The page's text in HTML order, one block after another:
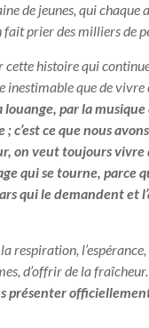
de jeunes, qui
fait prier des milliers de
cette histoire qui
inestimable que de vivre
par la
c’est ce que nous
on veut toujours
qui se tourne,
qui le demandent et
respiration,
d’offrir de la
présenter